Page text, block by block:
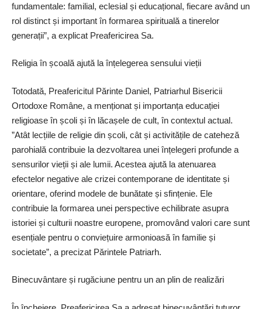
fundamentale: familial, eclesial și educațional, fiecare având un
rol distinct și important în formarea spirituală a tinerelor
generații”, a explicat Preafericirea Sa.
Religia în școală ajută la înțelegerea sensului vieții
Totodată, Preafericitul Părinte Daniel, Patriarhul Bisericii
Ortodoxe Române, a menționat și importanța educației
religioase în școli și în lăcașele de cult, în contextul actual.
”Atât lecțiile de religie din școli, cât și activitățile de cateheză
parohială contribuie la dezvoltarea unei înțelegeri profunde a
sensurilor vieții și ale lumii. Acestea ajută la atenuarea
efectelor negative ale crizei contemporane de identitate și
orientare, oferind modele de bunătate și sfințenie. Ele
contribuie la formarea unei perspective echilibrate asupra
istoriei și culturii noastre europene, promovând valori care sunt
esențiale pentru o conviețuire armonioasă în familie și
societate”, a precizat Părintele Patriarh.
Binecuvântare și rugăciune pentru un an plin de realizări